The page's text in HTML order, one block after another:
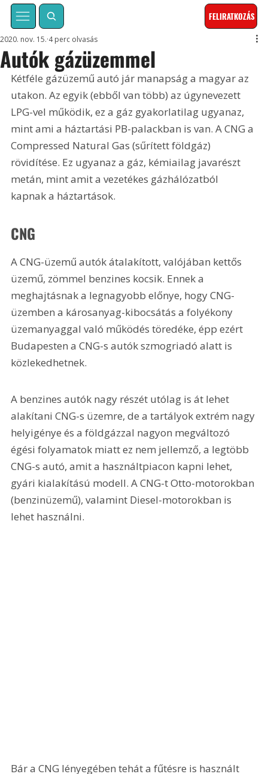
FELIRATKOZÁS
Autók gázüzemmel
2020. nov. 15. 4 perc olvasás
Kétféle gázüzemű autó jár manapság a magyar az
utakon. Az egyik (ebből van több) az úgynevezett
LPG-vel működik, ez a gáz gyakorlatilag ugyanaz,
mint ami a háztartási PB-palackban is van. A CNG a
Compressed Natural Gas (sűrített földgáz)
rövidítése. Ez ugyanaz a gáz, kémiailag javarészt
metán, mint amit a vezetékes gázhálózatból
kapnak a háztartások.
CNG
A CNG-üzemű autók átalakított, valójában kettős
üzemű, zömmel benzines kocsik. Ennek a
meghajtásnak a legnagyobb előnye, hogy CNG-
üzemben a károsanyag-kibocsátás a folyékony
üzemanyaggal való működés töredéke, épp ezért
Budapesten a CNG-s autók szmogriadó alatt is
közlekedhetnek.
A benzines autók nagy részét utólag is át lehet
alakítani CNG-s üzemre, de a tartályok extrém nagy
helyigénye és a földgázzal nagyon megváltozó
égési folyamatok miatt ez nem jellemző, a legtöbb
CNG-s autó, amit a használtpiacon kapni lehet,
gyári kialakítású modell. A CNG-t Otto-motorokban
(benzinüzemű), valamint Diesel-motorokban is
lehet használni.
Bár a CNG lényegében tehát a fűtésre is használt